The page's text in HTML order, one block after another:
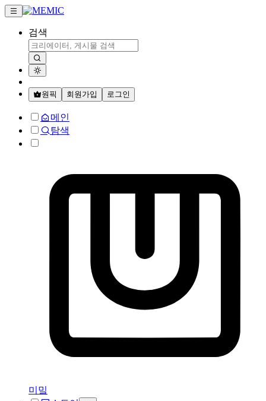
검색
원픽 회원가입 로그인
메인
탐색
미밐